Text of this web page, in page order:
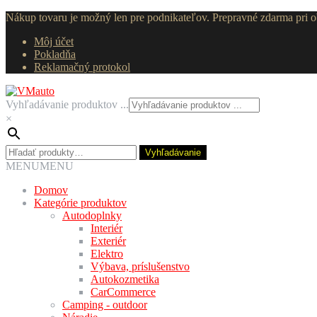
Nákup tovaru je možný len pre podnikateľov. Prepravné zdarma pri
Môj účet
Pokladňa
Reklamačný protokol
Preskočiť
na
navigáciu
Preskočiť
na
obsah
Vyhľadávanie produktov ...
×
Hľadať: Vyhľadávanie
MENUMENU
Domov
Kategórie produktov
Autodoplnky
Interiér
Exteriér
Elektro
Výbava, príslušenstvo
Autokozmetika
CarCommerce
Camping - outdoor